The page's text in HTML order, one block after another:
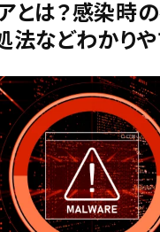
とは？感染時
法などわかり